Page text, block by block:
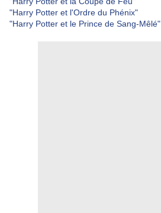
"Harry Potter et l'Ordre du Phénix"
"Harry Potter et le Prince de Sang-Mêlé"